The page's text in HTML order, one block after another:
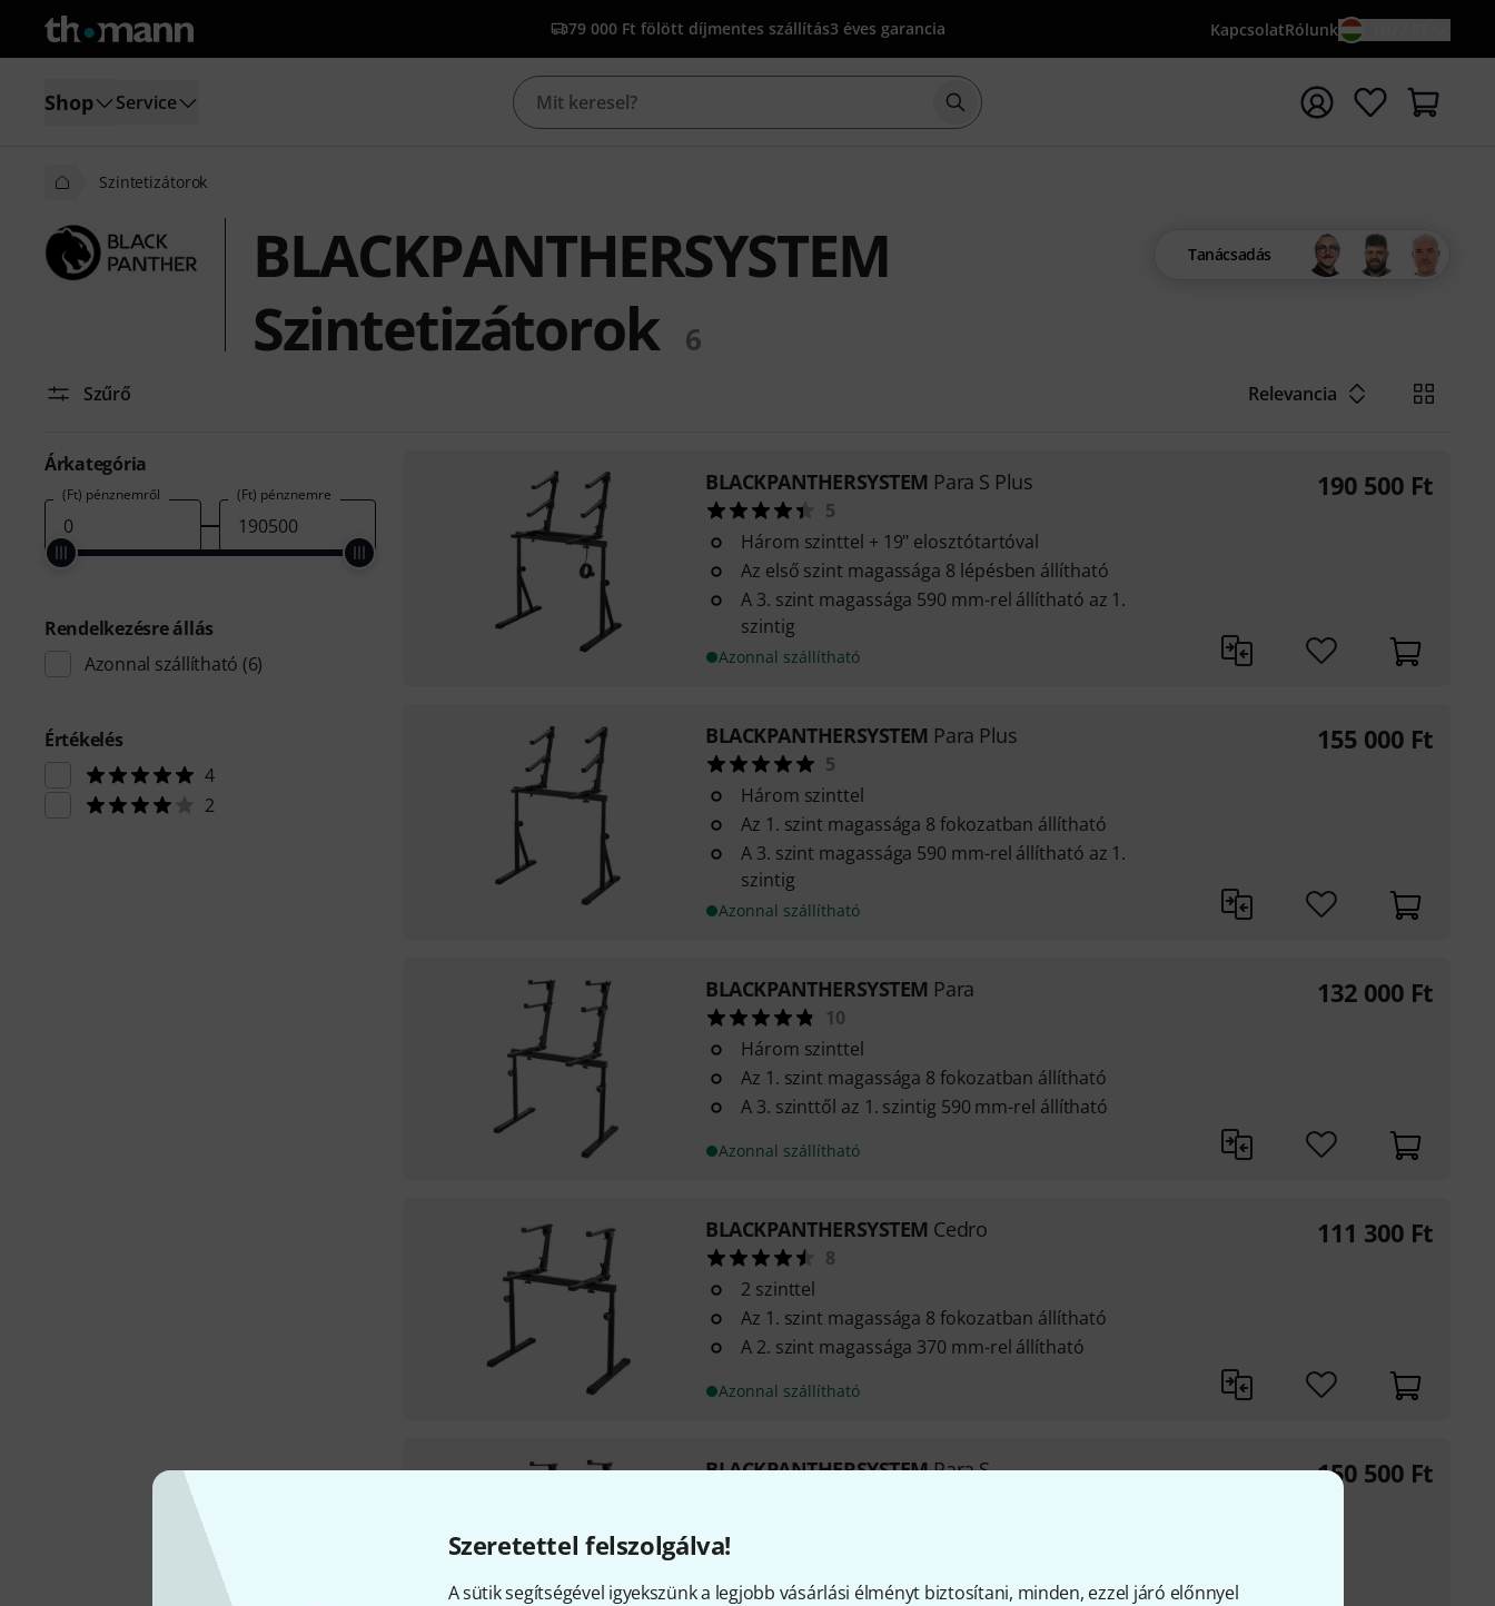
Szeretettel felszolgálva!
A sütik segítségével igyekszünk a legjobb vásárlási élményt biztosítani, minden, ezzel járó előnnyel
79 000 Ft fölött díjmentes szállítás3 éves garancia KapcsolatRólunk
Shop Service Keresés indítása {searchTerm} keresőszóval
Szintetizátorok
BLACKPANTHERSYSTEM
Szintetizátorok
6
Tanácsadás
Szűrő Relevancia
Árkategória
(Ft) pénznemről (Ft) pénznemre
Rendelkezésre állás
Azonnal szállítható (6)
Értékelés
4
2
BLACKPANTHERSYSTEM Para S Plus
5
Három szinttel + 19" elosztótartóval
Az első szint magassága 8 lépésben állítható
A 3. szint magassága 590 mm-rel állítható az 1.
szintig
Azonnal szállítható
190 500 Ft
BLACKPANTHERSYSTEM Para Plus
5
Három szinttel
Az 1. szint magassága 8 fokozatban állítható
A 3. szint magassága 590 mm-rel állítható az 1.
szintig
Azonnal szállítható
155 000 Ft
BLACKPANTHERSYSTEM Para
10
Három szinttel
Az 1. szint magassága 8 fokozatban állítható
A 3. szinttől az 1. szintig 590 mm-rel állítható
Azonnal szállítható
132 000 Ft
BLACKPANTHERSYSTEM Cedro
8
2 szinttel
Az 1. szint magassága 8 fokozatban állítható
A 2. szint magassága 370 mm-rel állítható
Azonnal szállítható
111 300 Ft
BLACKPANTHERSYSTEMPara S
A második szint magassága 590 mm-rel állítható
150 500 Ft